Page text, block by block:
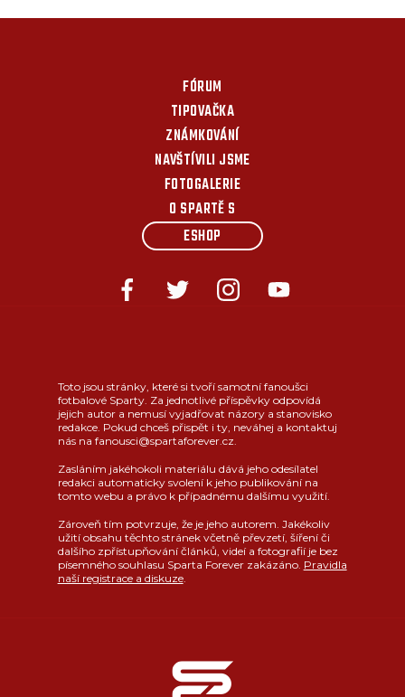
FÓRUM
TIPOVAČKA
ZNÁMKOVÁNÍ
NAVŠTÍVILI JSME
FOTOGALERIE
O SPARTĚ S
ESHOP
Toto jsou stránky, které si tvoří samotní fanoušci
fotbalové Sparty. Za jednotlivé příspěvky odpovídá
jejich autor a nemusí vyjadřovat názory a stanovisko
redakce. Pokud chceš přispět i ty, neváhej a kontaktuj
nás na fanousci@spartaforever.cz.
Zasláním jakéhokoli materiálu dává jeho odesílatel
redakci automaticky svolení k jeho publikování na
tomto webu a právo k případnému dalšímu využití.
Zároveň tím potvrzuje, že je jeho autorem. Jakékoliv
užití obsahu těchto stránek včetně převzetí, šíření či
dalšího zpřístupňování článků, videí a fotografií je bez
písemného souhlasu Sparta Forever zakázáno. Pravidla
naší registrace a diskuze.